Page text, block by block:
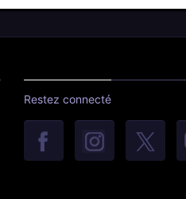
Restez connecté